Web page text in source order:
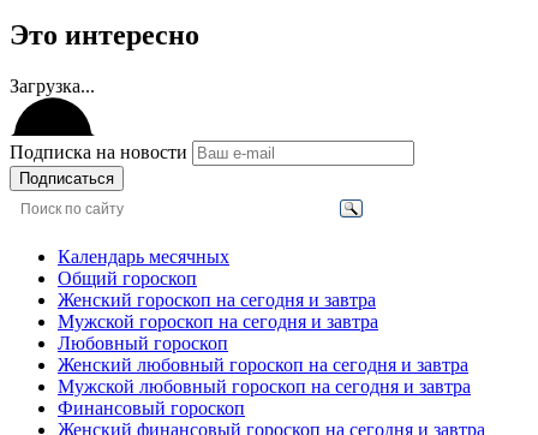
Это интересно
Загрузка...
Подписка на новости
Подписаться
Календарь месячных
Общий гороскоп
Женский гороскоп на сегодня и завтра
Мужской гороскоп на сегодня и завтра
Любовный гороскоп
Женский любовный гороскоп на сегодня и завтра
Мужской любовный гороскоп на сегодня и завтра
Финансовый гороскоп
Женский финансовый гороскоп на сегодня и завтра